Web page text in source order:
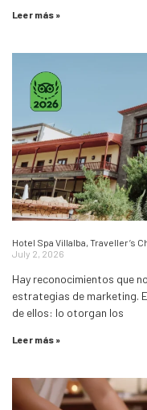
Leer más »
Hotel Spa Villalba, Traveller’s
July 2, 2026
Hay reconocimientos que
estrategias de marketing.
de ellos: lo otorgan los
Leer más »